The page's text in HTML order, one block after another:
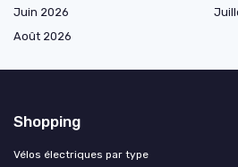
Juin 2026
Août 2026
Shopping
Vélos électriques par type